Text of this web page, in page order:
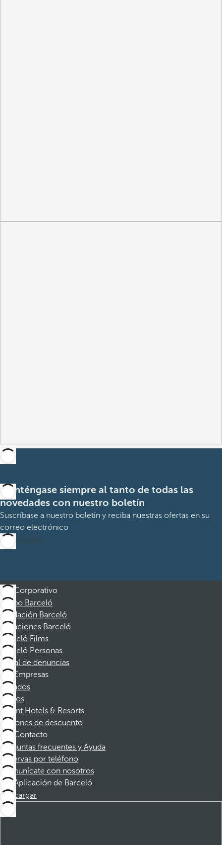
Manténgase siempre al tanto de todas las
novedades con nuestro boletín
Suscríbase a nuestro boletín y reciba nuestras ofertas en su
correo electrónico
Suscribirme
Corporativo
Grupo Barceló
Fundación Barceló
Vacaciones Barceló
Barceló Films
Barceló Personas
Canal de denuncias
Empresas
Afiliados
Socios
Dorint Hotels & Resorts
Cupones de descuento
Contacto
Preguntas frecuentes y Ayuda
Reservas por teléfono
Comunícate con nosotros
Aplicación de Barceló
Descargar